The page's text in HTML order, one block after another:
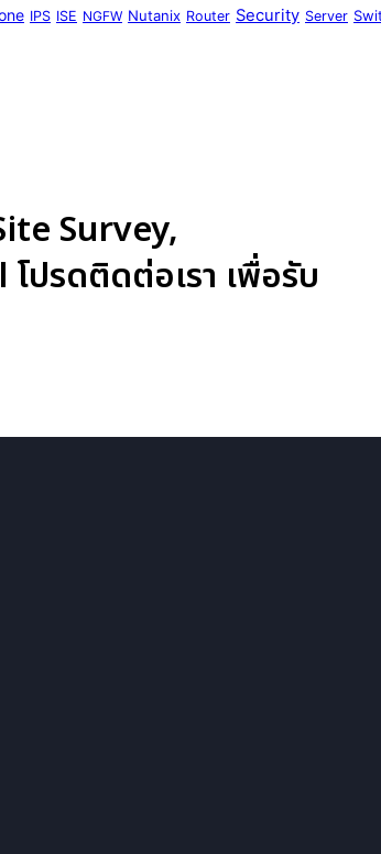
IPS ISE NGFW Nutanix Router Security Server
Survey,
ปรดติดต่อเรา เพื่อรับ